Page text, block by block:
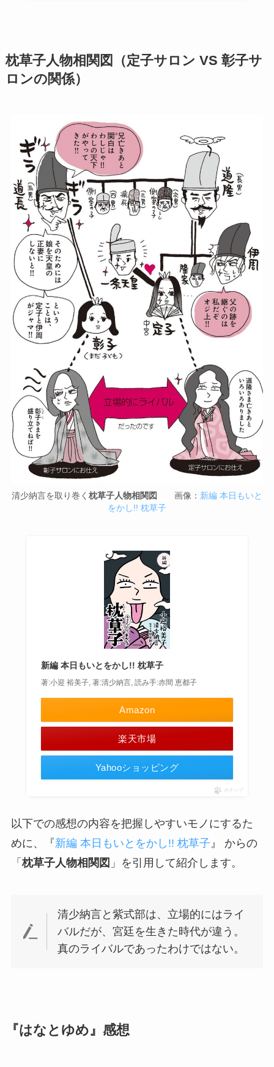
枕草子人物相関図（定子サロン VS 彰子サ
ロンの関係）
清少納言を取り巻く 枕草子人物相関図 画像： 新編 本日もいと
をかし!! 枕草子
新編 本日もいとをかし!! 枕草子
著:小迎 裕美子, 著:清少納言, 読み手:赤間 恵都子
Amazon
楽天市場
Yahooショッピング
ポチップ
以下での感想の内容を把握しやすいモノにするた
めに、『新編 本日もいとをかし!! 枕草子』 からの
「 枕草子人物相関図 」を引用して紹介します。
清少納言と紫式部は、立場的にはライ
バルだが、宮廷を生きた時代が違う。
真のライバルであったわけではない。
『はなとゆめ』感想